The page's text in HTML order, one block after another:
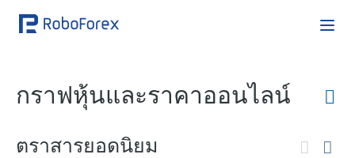
กราฟหุ้นและราคาออนไลน์
ใช้ประโยชน์จากกราฟหุ้นแบบไลฟ์และราคาแบบสตรีมแบบเรียลไทม์เพื่อ
ตราสารยอดนิยม